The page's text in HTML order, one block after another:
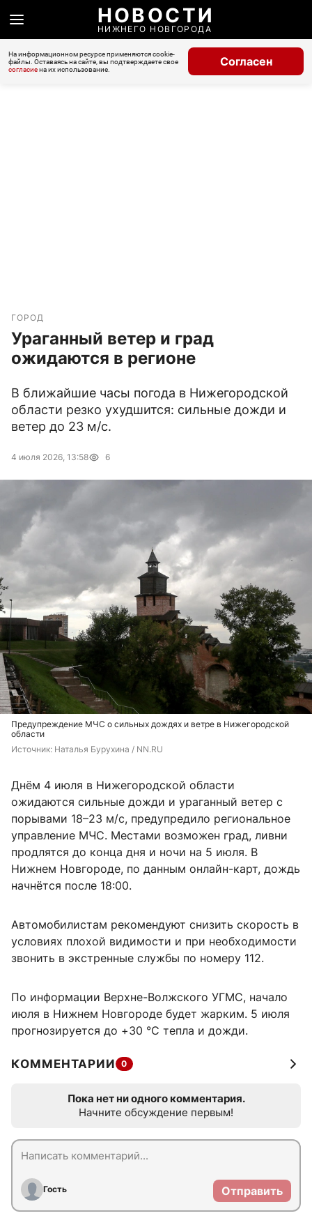
НОВОСТИ
НИЖНЕГО НОВГОРОДА
На информационном ресурсе применяются cookie-
файлы. Оставаясь на сайте, вы подтверждаете свое
согласиена их использование.
Согласен
ГОРОД
Ураганный ветер и град
ожидаются в регионе
В ближайшие часы погода в Нижегородской
области резко ухудшится: сильные дожди и
ветер до 23 м/с.
4 июля 2026, 13:58 6
Предупреждение МЧС о сильных дождях и ветре в Нижегородской
области
Источник: Наталья Бурухина / NN.RU
Днём 4 июля в Нижегородской области
ожидаются сильные дожди и ураганный ветер с
порывами 18–23 м/с, предупредило региональное
управление МЧС. Местами возможен град, ливни
продлятся до конца дня и ночи на 5 июля. В
Нижнем Новгороде, по данным онлайн-карт, дождь
начнётся после 18:00.
Автомобилистам рекомендуют снизить скорость в
условиях плохой видимости и при необходимости
звонить в экстренные службы по номеру 112.
По информации Верхне-Волжского УГМС, начало
июля в Нижнем Новгороде будет жарким. 5 июля
прогнозируется до +30 °C тепла и дожди.
КОММЕНТАРИИ 0
Пока нет ни одного комментария.
Начните обсуждение первым!
Гость Отправить